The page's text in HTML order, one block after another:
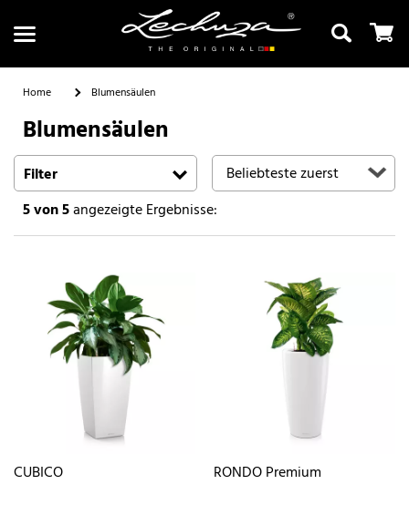
Suchen
Home Blumensäulen
Blumensäulen
Filter
5von 5angezeigte Ergebnisse:
CUBICO RONDO Premium